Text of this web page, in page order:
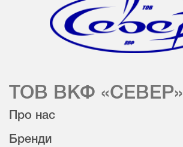
ТОВ ВКФ «СЕВЕР»
Про нас
Бренди